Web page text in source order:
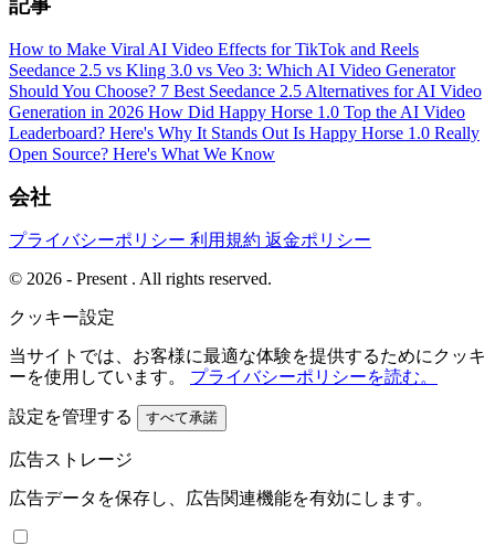
記事
How to Make Viral AI Video Effects for TikTok and Reels
Seedance 2.5 vs Kling 3.0 vs Veo 3: Which AI Video Generator
Should You Choose? 7 Best Seedance 2.5 Alternatives for AI Video
Generation in 2026 How Did Happy Horse 1.0 Top the AI Video
Leaderboard? Here's Why It Stands Out Is Happy Horse 1.0 Really
Open Source? Here's What We Know
会社
プライバシーポリシー 利用規約 返金ポリシー
© 2026 - Present . All rights reserved.
クッキー設定
当サイトでは、お客様に最適な体験を提供するためにクッキ
ーを使用しています。 プライバシーポリシーを読む。
設定を管理する すべて承諾
広告ストレージ
広告データを保存し、広告関連機能を有効にします。